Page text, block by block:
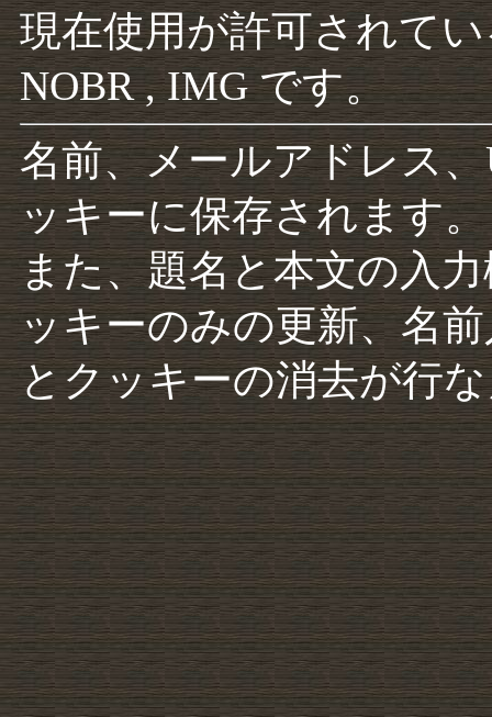
現在使用が許可されて
NOBR , IMG です。
名前、メールアドレス
ッキーに保存されます。
また、題名と本文の入
ッキーのみの更新、名
とクッキーの消去が行